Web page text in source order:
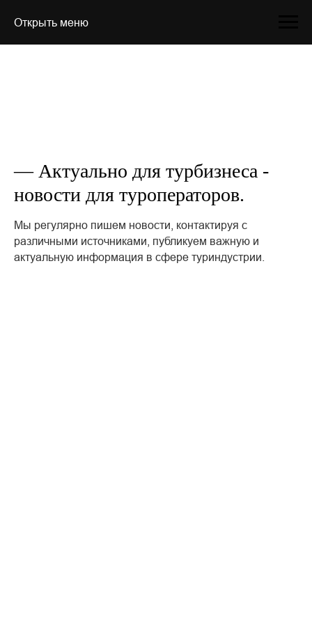
Открыть меню
— Актуально для турбизнеса -
новости для туроператоров.
Мы регулярно пишем новости, контактируя с
различными источниками, публикуем важную и
актуальную информация в сфере туриндустрии.